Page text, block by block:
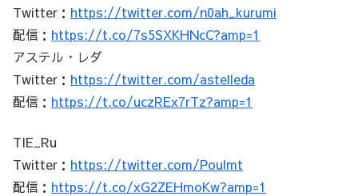
Twitter： https://twitter.com/n0ah_kurumi
配信： https://t.co/7s5SXKHNcC?amp=1
アステル・レダ
Twitter： https://twitter.com/astelleda
配信： https://t.co/uczREx7rTz?amp=1
TIE_Ru
Twitter： https://twitter.com/Poulmt
配信： https://t.co/xG2ZEHmoKw?amp=1